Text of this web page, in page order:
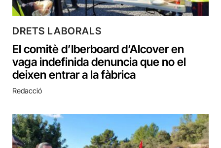
DRETS LABORALS
El comitè d’Iberboard d’Alcover en
vaga indefinida denuncia que no el
deixen entrar a la fàbrica
Redacció